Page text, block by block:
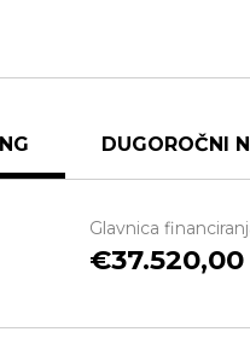
DUGOROČNI
Glavnica
37.520,00